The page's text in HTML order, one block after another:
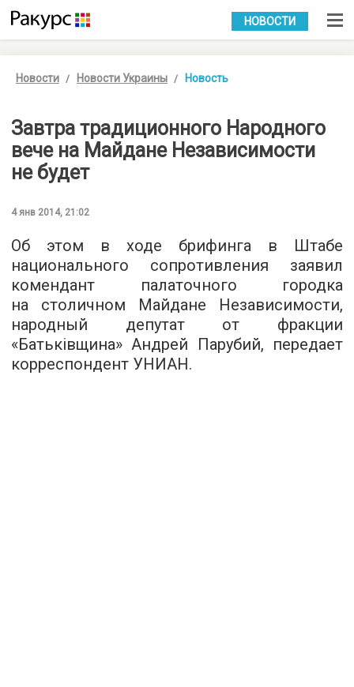
УКР РУС
НОВОСТИ
Новости Новости Украины Новость
Завтра традиционного Народного
вече на Майдане Независимости
не будет
4 янв 2014, 21:02
Об этом в ходе брифинга в Штабе
национального сопротивления заявил
комендант палаточного городка
на столичном Майдане Независимости,
народный депутат от фракции
«Батьківщина» Андрей Парубий, передает
корреспондент УНИАН.